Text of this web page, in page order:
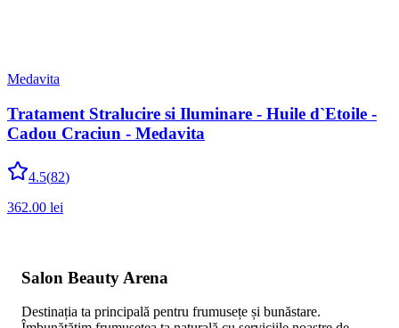
Medavita
Tratament Stralucire si Iluminare - Huile d`Etoile -
Cadou Craciun - Medavita
4.5(82)
362.00 lei
Salon Beauty Arena
Destinația ta principală pentru frumusețe și bunăstare.